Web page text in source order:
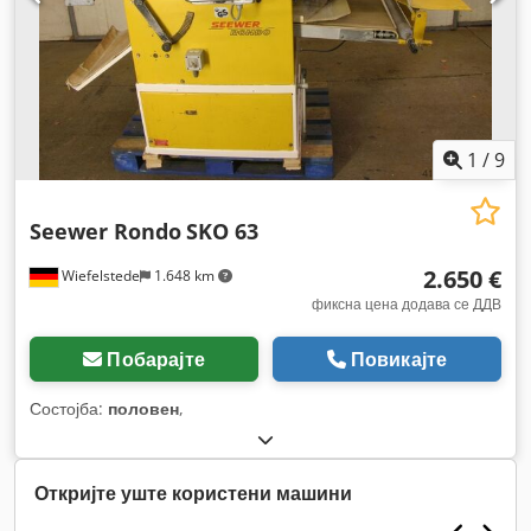
1 /9
Wiefelstede 1.648 km
Seewer RondoSKO 63
2.650 €
фиксна цена додава се ДДВ
Побарајте Повикајте
Состојба: половен,
Откријте уште користени машини